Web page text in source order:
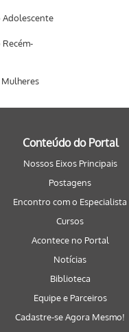
Adolescente
Recém-
Mulheres
Conteúdo do Portal
Nossos Eixos Principais
Postagens
Encontro com o Especialista
Cursos
Acontece no Portal
Notícias
Biblioteca
Equipe e Parceiros
Cadastre-se Agora Mesmo!